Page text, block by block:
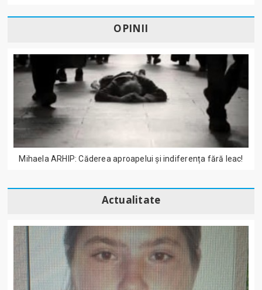
OPINII
Mihaela ARHIP: Căderea aproapelui și indiferența fără leac!
Actualitate